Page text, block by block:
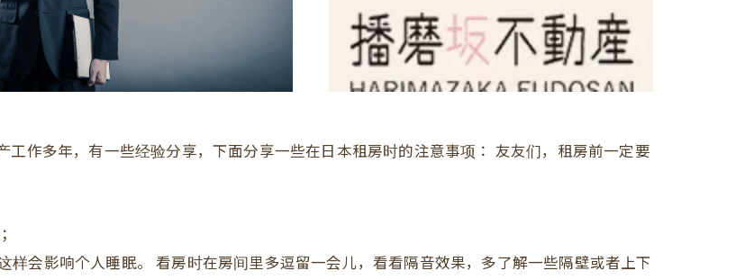
工作多年，有一些经验分享，下面分享一些在日本租房时的注意事项： 友友们，租房前一定要
样会影响个人睡眠。 看房时在房间里多逗留一会儿，看看隔音效果，多了解一些隔壁或者上下